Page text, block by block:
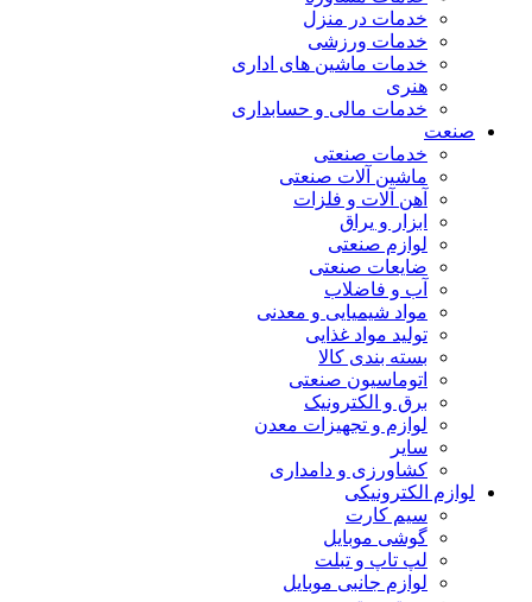
خدمات در منزل
خدمات ورزشی
خدمات ماشین های اداری
هنری
خدمات مالی و حسابداری
صنعت
خدمات صنعتی
ماشین آلات صنعتی
آهن آلات و فلزات
ابزار و یراق
لوازم صنعتی
ضایعات صنعتی
آب و فاضلاب
مواد شیمیایی و معدنی
تولید مواد غذایی
بسته بندی کالا
اتوماسیون صنعتی
برق و الکترونیک
لوازم و تجهیزات معدن
سایر
کشاورزی و دامداری
لوازم الکترونیکی
سیم کارت
گوشی موبایل
لپ تاپ و تبلت
لوازم جانبی موبایل